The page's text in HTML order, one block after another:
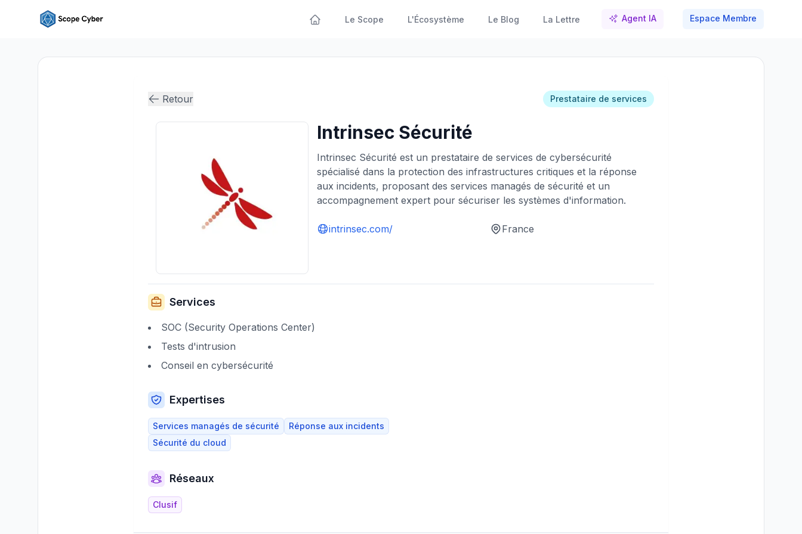
Le Scope L'Écosystème Le Blog La Lettre Agent IA Espace Membre
Retour Prestataire de services
Intrinsec Sécurité
Intrinsec Sécurité est un prestataire de services de cybersécurité
spécialisé dans la protection des infrastructures critiques et la réponse
aux incidents, proposant des services managés de sécurité et un
accompagnement expert pour sécuriser les systèmes d'information.
intrinsec.com/ France
Services
SOC (Security Operations Center)
Tests d'intrusion
Conseil en cybersécurité
Expertises
Services managés de sécurité
Réponse aux incidents
Sécurité du cloud
Réseaux
Clusif